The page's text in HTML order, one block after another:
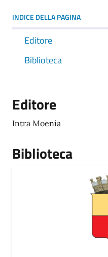
INDICE DELLA PAGINA
Editore
Biblioteca
Editore
Intra Moenia
Biblioteca